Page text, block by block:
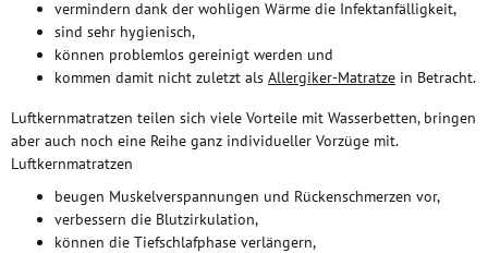
vermindern dank der wohligen Wärme die Infektanfälligkeit,
sind sehr hygienisch,
können problemlos gereinigt werden und
kommen damit nicht zuletzt als Allergiker-Matratze in Betracht.
Luftkernmatratzen teilen sich viele Vorteile mit Wasserbetten, bringen
aber auch noch eine Reihe ganz individueller Vorzüge mit.
Luftkernmatratzen
beugen Muskelverspannungen und Rückenschmerzen vor,
verbessern die Blutzirkulation,
können die Tiefschlafphase verlängern,